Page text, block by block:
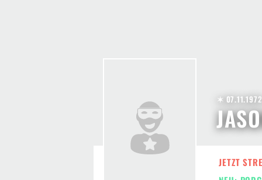
✶ 07.11.1972
JETZT